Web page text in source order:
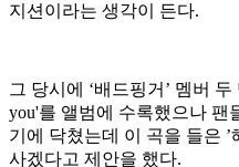
지션이라는 생각이 든다.
그 당시에 ‘배드핑거’ 멤버
you'를 앨범에 수록했으나 팬
기에 닥쳤는데 이 곡을 들은
사겠다고 제안을 했다.